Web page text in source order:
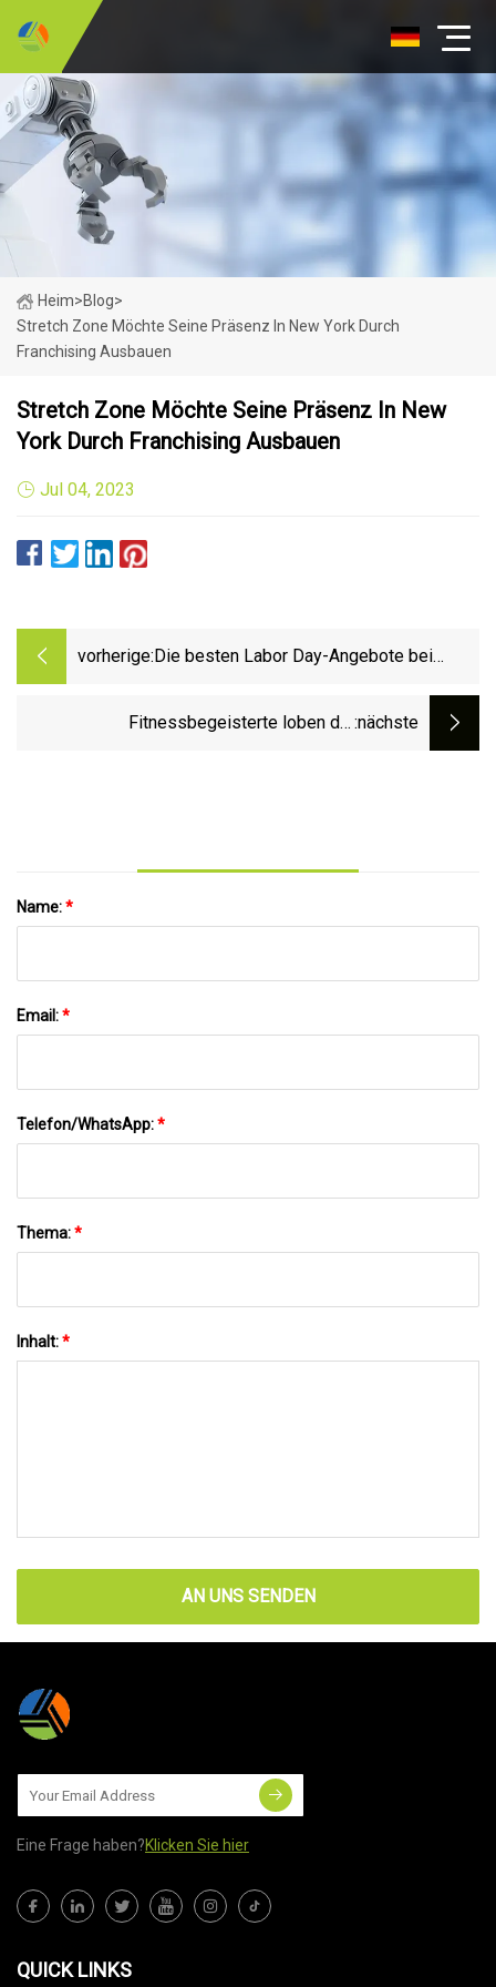
Heim>Blog>
Stretch Zone Möchte Seine Präsenz In New York Durch
Franchising Ausbauen
Stretch Zone Möchte Seine Präsenz In New
York Durch Franchising Ausbauen
Jul 04, 2023
vorherige: Die besten Labor Day-Angebote bei
Fitnessbegeisterte loben die :nächste
Name:*
Email:*
Telefon/WhatsApp:*
Thema:*
Inhalt:*
AN UNS SENDEN
Eine Frage haben?Klicken Sie hier
QUICK LINKS